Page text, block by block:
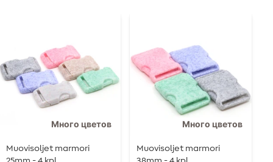
Много цветов
Muovisoljet marmori
Много цветов
Muovisoljet marmori